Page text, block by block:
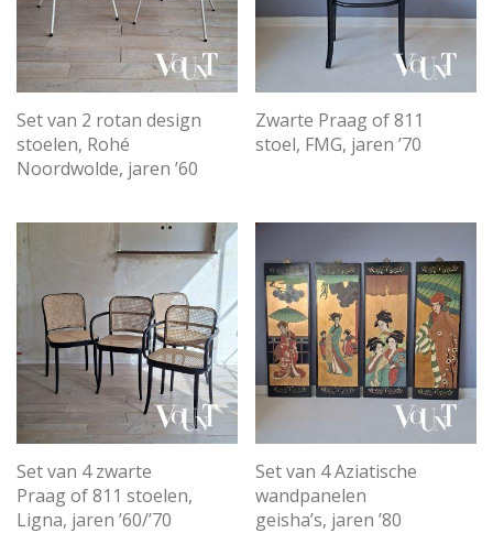
Set van 2 rotan design
stoelen, Rohé
Noordwolde, jaren ’60
Zwarte Praag of 811
stoel, FMG, jaren ’70
Set van 4 zwarte
Praag of 811 stoelen,
Ligna, jaren ’60/’70
Set van 4 Aziatische
wandpanelen
geisha’s, jaren ’80